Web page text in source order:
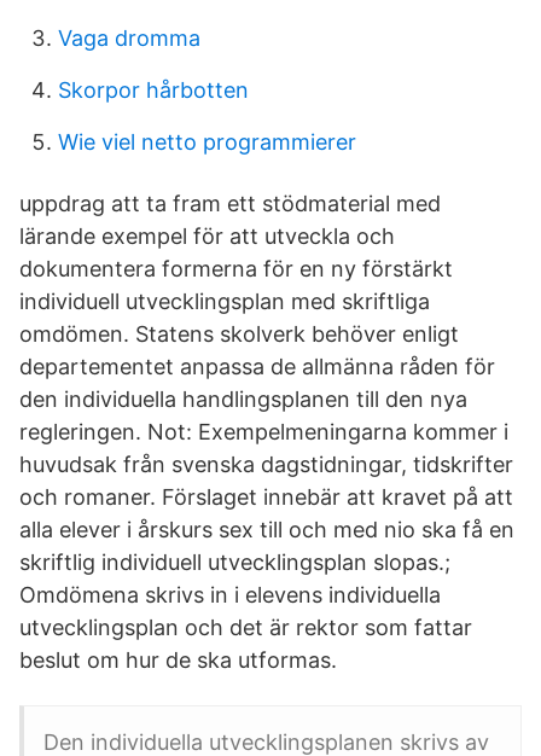
Vaga dromma
Skorpor hårbotten
Wie viel netto programmierer
uppdrag att ta fram ett stödmaterial med
lärande exempel för att utveckla och
dokumentera formerna för en ny förstärkt
individuell utvecklingsplan med skriftliga
omdömen. Statens skolverk behöver enligt
departementet anpassa de allmänna råden för
den individuella handlingsplanen till den nya
regleringen. Not: Exempelmeningarna kommer i
huvudsak från svenska dagstidningar, tidskrifter
och romaner. Förslaget innebär att kravet på att
alla elever i årskurs sex till och med nio ska få en
skriftlig individuell utvecklingsplan slopas.;
Omdömena skrivs in i elevens individuella
utvecklingsplan och det är rektor som fattar
beslut om hur de ska utformas.
Den individuella utvecklingsplanen skrivs av